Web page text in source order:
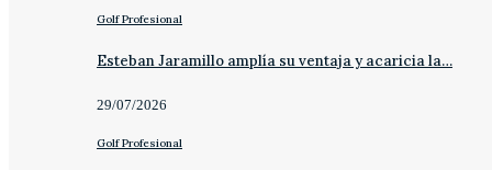
Golf Profesional
Esteban Jaramillo amplía su ventaja y acaricia la…
29/07/2026
Golf Profesional